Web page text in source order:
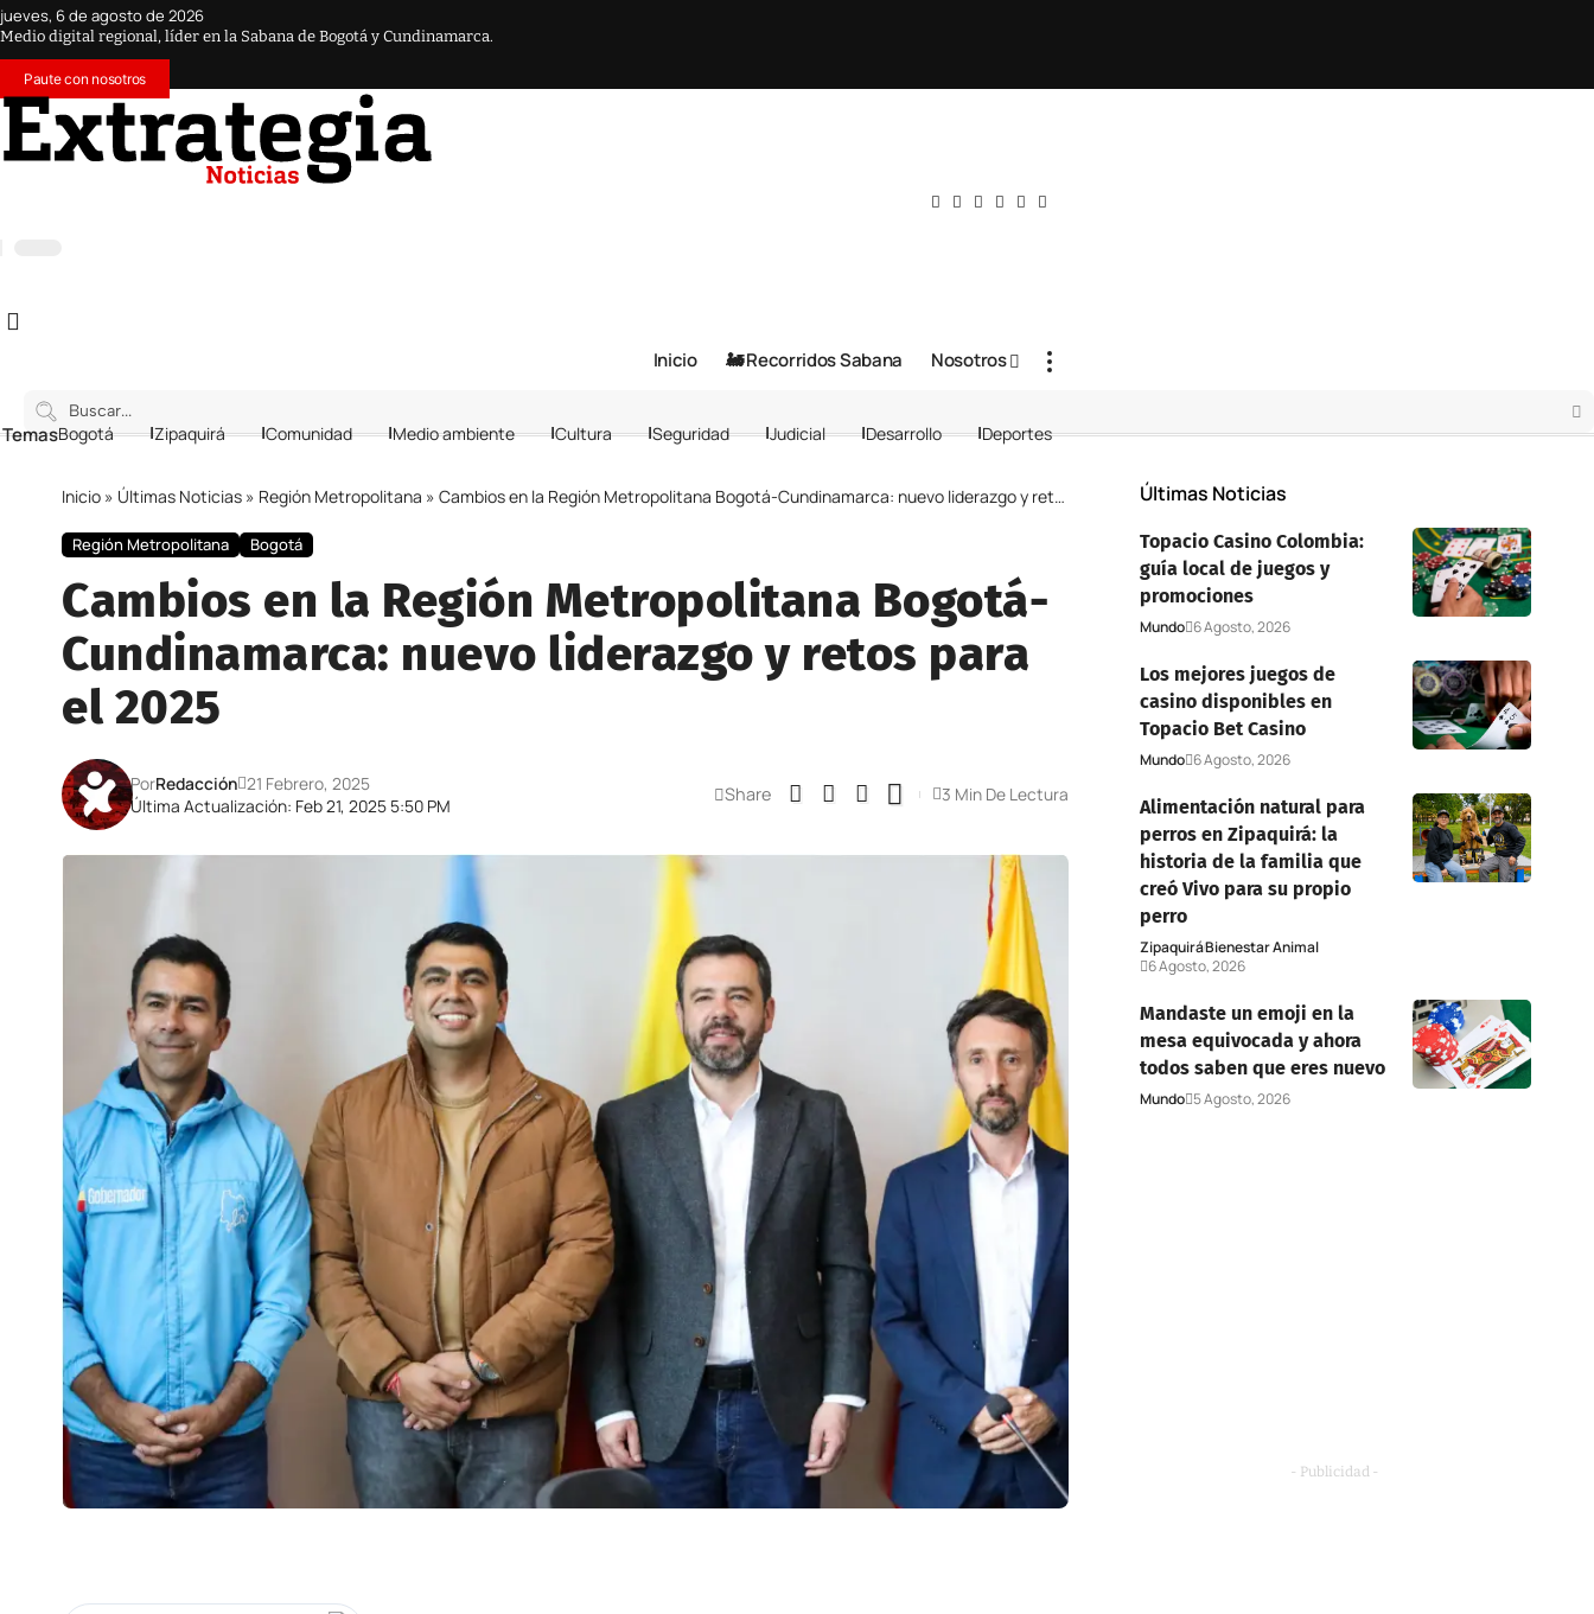
jueves, 6 de agosto de 2026
Medio digital regional, líder en la Sabana de Bogotá y Cundinamarca.
Paute con nosotros
Inicio 🚂 Recorridos Sabana Nosotros
Bogotá Zipaquirá Comunidad Medio ambiente Cultura Seguridad Judicial Desarrollo Deportes
Inicio » Últimas Noticias » Región Metropolitana » Cambios en la Región Metropolitana Bogotá-Cundinamarca: nuevo liderazgo y retos para el 2025
Región Metropolitana Bogotá
Cambios en la Región Metropolitana Bogotá-
Cundinamarca: nuevo liderazgo y retos para
el 2025
Última Actualización: Feb 21, 2025 5:50 PM
PorRedacción 21 Febrero, 2025 Share 3 Min De Lectura
Últimas Noticias
Topacio Casino Colombia:
guía local de juegos y
promociones
Mundo 6 Agosto, 2026
Los mejores juegos de
casino disponibles en
Topacio Bet Casino
Mundo 6 Agosto, 2026
Alimentación natural para
perros en Zipaquirá: la
historia de la familia que
creó Vivo para su propio
perro
ZipaquiráBienestar Animal
6 Agosto, 2026
Mandaste un emoji en la
mesa equivocada y ahora
todos saben que eres nuevo
Mundo 5 Agosto, 2026
- Publicidad -